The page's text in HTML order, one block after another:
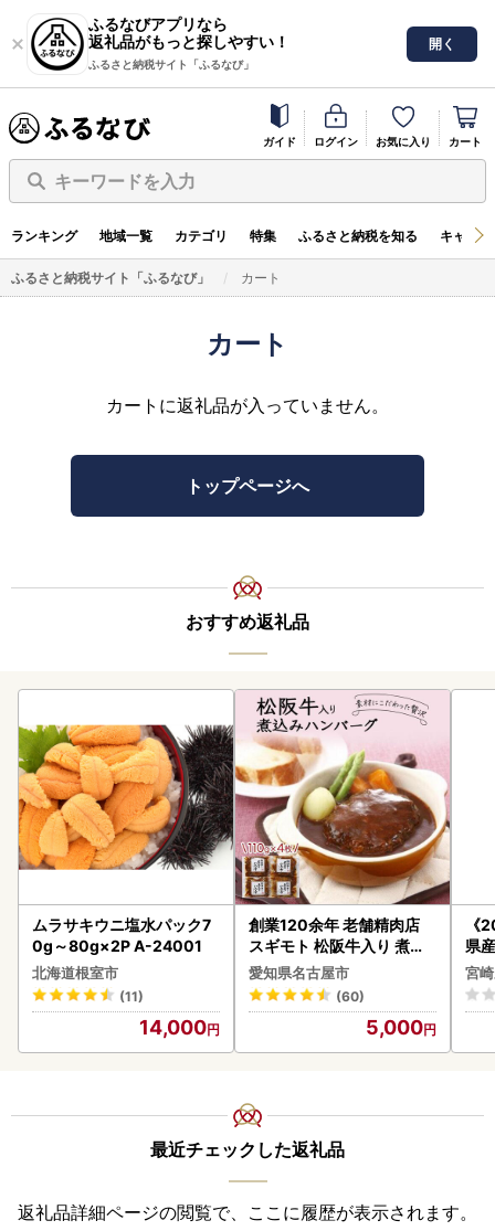
ふるなびアプリなら
返礼品がもっと探しやすい！
ふるさと納税サイト「ふるなび」
開く
ガイド ログイン お気に入り カート
キーワードを入力
ランキング 地域一覧 カテゴリ 特集 ふるさと納税を知る キャン
ふるさと納税サイト「ふるなび」 カート
カート
カートに返礼品が入っていません。
トップページへ
おすすめ返礼品
ムラサキウニ塩水パック7
0g～80g×2P A-24001
北海道根室市
(11)
14,000
創業120余年 老舗精肉店
スギモト 松阪牛入り 煮込
み ハンバーグ 110g×4枚
惣菜 お取り寄せ グルメ ハ
ンバーグ 冷凍
愛知県名古屋市
(60)
5,000
《
県
セ
宮
最近チェックした返礼品
返礼品詳細ページの閲覧で、ここに履歴が表示されます。